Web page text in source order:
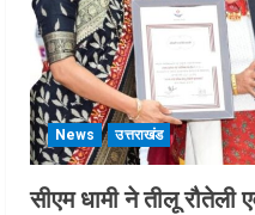
News उत्तराखंड
सीएम धामी ने तीलू रौतेली